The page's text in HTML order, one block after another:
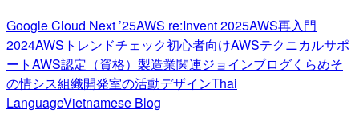
Google Cloud Next ’25AWS re:Invent 2025AWS再入門
2024AWSトレンドチェック初心者向けAWSテクニカルサポ
ートAWS認定（資格） 製造業関連ジョインブログくらめそ
の情シス組織開発室の活動デザインThai
LanguageVietnamese Blog